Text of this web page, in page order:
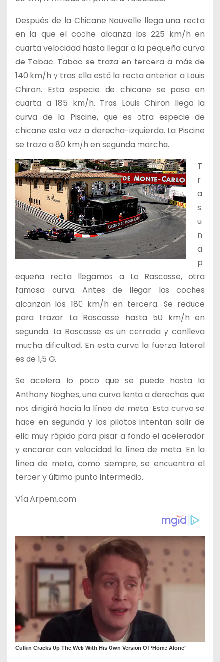
Después de la Chicane Nouvelle llega una recta
en la que el coche alcanza los 225 km/h en
cuarta velocidad hasta llegar a la pequeña curva
de Tabac. Tabac se traza en tercera a más de
140 km/h y tras ella está la recta anterior a Louis
Chiron. Esta especie de chicane se pasa en
cuarta a 185 km/h. Tras Louis Chiron llega la
curva de la Piscine, que es otra especie de
chicane esta vez a derecha-izquierda. La Piscine
se traza a 80 km/h en segunda marcha.
T
r
a
s
u
n
a
p
equeña recta llegamos a La Rascasse, otra
famosa curva. Antes de llegar los coches
alcanzan los 180 km/h en tercera. Se reduce
para trazar La Rascasse hasta 50 km/h en
segunda. La Rascasse es un cerrada y conlleva
mucha dificultad. En esta curva la fuerza lateral
es de 1,5 G.
Se acelera lo poco que se puede hasta la
Anthony Noghes, una curva lenta a derechas que
nos dirigirá hacia la línea de meta. Esta curva se
hace en segunda y los pilotos intentan salir de
ella muy rápido para pisar a fondo el acelerador
y encarar con velocidad la línea de meta. En la
línea de meta, como siempre, se encuentra el
tercer y último punto intermedio.
Vía Arpem.com